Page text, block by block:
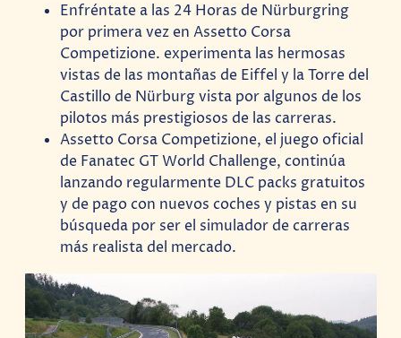
Enfréntate a las 24 Horas de Nürburgring
por primera vez en Assetto Corsa
Competizione. experimenta las hermosas
vistas de las montañas de Eiffel y la Torre del
Castillo de Nürburg vista por algunos de los
pilotos más prestigiosos de las carreras.
Assetto Corsa Competizione, el juego oficial
de Fanatec GT World Challenge, continúa
lanzando regularmente DLC packs gratuitos
y de pago con nuevos coches y pistas en su
búsqueda por ser el simulador de carreras
más realista del mercado.